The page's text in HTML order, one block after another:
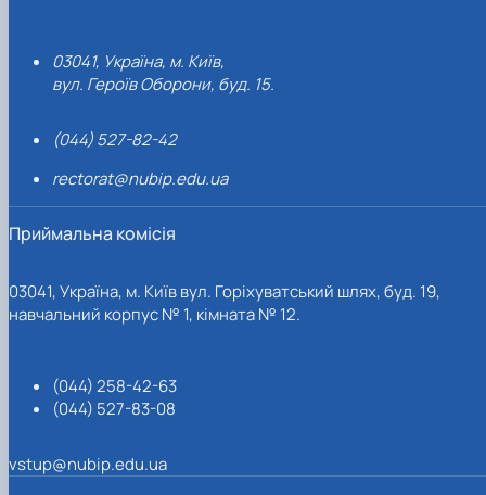
03041, Україна, м. Київ,
вул. Героїв Оборони, буд. 15.
(044) 527-82-42
rectorat@nubip.edu.ua
Приймальна комісія
03041, Україна, м. Київ вул. Горіхуватський шлях, буд. 19,
навчальний корпус № 1, кімната № 12.
(044) 258-42-63
(044) 527-83-08
vstup@nubip.edu.ua